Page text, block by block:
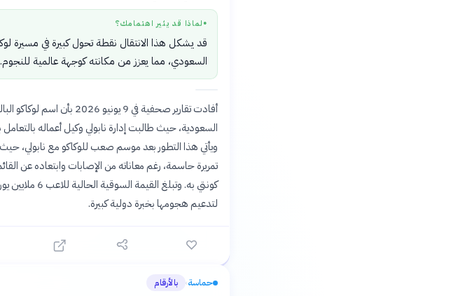
● لماذا قد يثير اهتمامك؟
قد يشكل هذا الانتقال نقطة تحول كبيرة في مسيرة
السعودي، مما يعزز من مكانته كوجهة عالمية للنجوم.
السعودية، حيث طالبت إدارة نابولي وكيل أعماله
تمريرة حاسمة، رغم معاناته من الإصابات وابتعاده عن
كونتي به. وتبلغ
لتدعيم هجومها بخبرة دولية كبيرة.
حماسة› بالأرقام